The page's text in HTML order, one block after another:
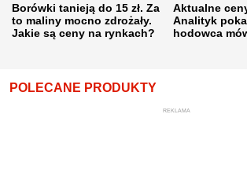
Borówki tanieją do 15 zł. Za
to maliny mocno zdrożały.
Jakie są ceny na rynkach?
Aktualne
Analityk
hodowca
POLECANE PRODUKTY
REKLAMA